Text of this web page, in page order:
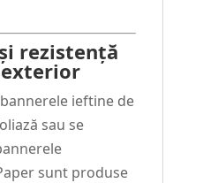
rezistență
ieftine de
sau se
sunt produse